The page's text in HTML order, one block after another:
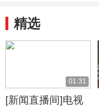
精选
01:31
[新闻直播间]电视